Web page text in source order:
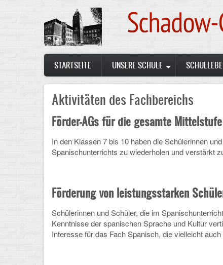
Main
navigation
STARTSEITE UNSERE SCHULE
Aktivitäten des Fachbereichs
Förder-AGs für die gesamte Mittelstufe
In den Klassen 7 bis 10 haben die Schülerinnen
Spanischunterrichts zu wiederholen und verstärkt
Förderung von leistungsstarken
Schülerinnen und Schüler, die im
Kenntnisse der spanischen Sprache und Kultur
Interesse für das Fach Spanisch, die vielleicht